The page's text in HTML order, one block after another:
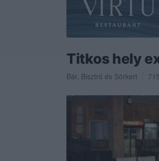
Titkos hely
Bár, Bisztró és Sörkert